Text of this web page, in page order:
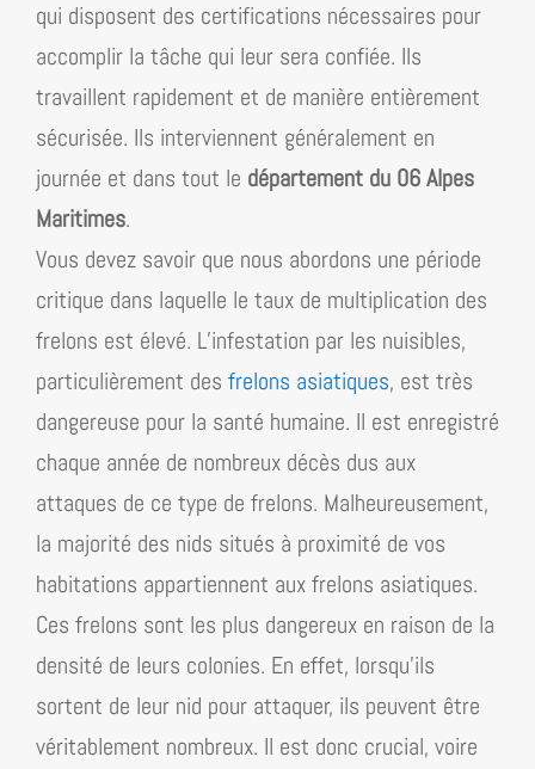
qui disposent des certifications nécessaires pour
accomplir la tâche qui leur sera confiée. Ils
travaillent rapidement et de manière entièrement
sécurisée. Ils interviennent généralement en
journée et dans tout le département du 06 Alpes
Maritimes.
Vous devez savoir que nous abordons une période
critique dans laquelle le taux de multiplication des
frelons est élevé. L’infestation par les nuisibles,
particulièrement des frelons asiatiques, est très
dangereuse pour la santé humaine. Il est enregistré
chaque année de nombreux décès dus aux
attaques de ce type de frelons. Malheureusement,
la majorité des nids situés à proximité de vos
habitations appartiennent aux frelons asiatiques.
Ces frelons sont les plus dangereux en raison de la
densité de leurs colonies. En effet, lorsqu’ils
sortent de leur nid pour attaquer, ils peuvent être
véritablement nombreux. Il est donc crucial, voire